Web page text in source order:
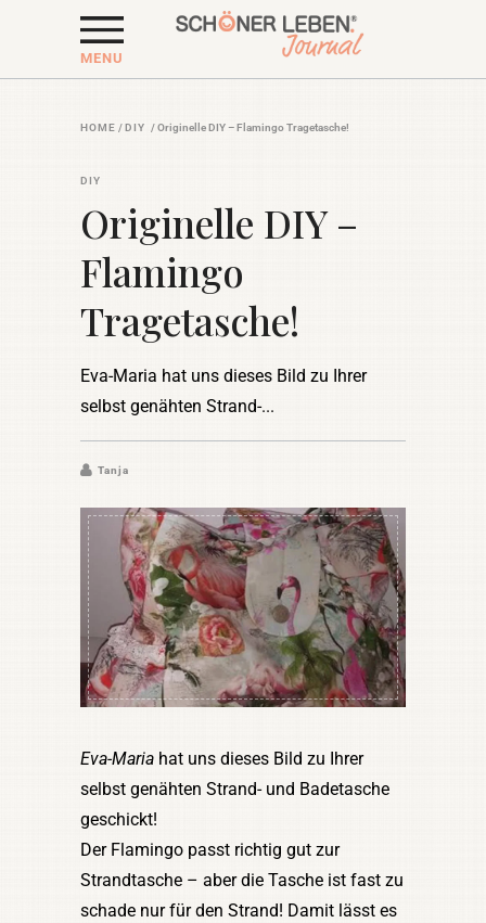
MENU
HOME /DIY /Originelle DIY – Flamingo Tragetasche!
DIY
Originelle DIY –
Flamingo
Tragetasche!
Eva-Maria hat uns dieses Bild zu Ihrer
selbst genähten Strand-
Tanja
Eva-Maria hat uns dieses Bild zu Ihrer
selbst genähten Strand- und Badetasche
geschickt!
Der Flamingo passt richtig gut zur
Strandtasche – aber die Tasche ist fast zu
schade nur für den Strand! Damit lässt es